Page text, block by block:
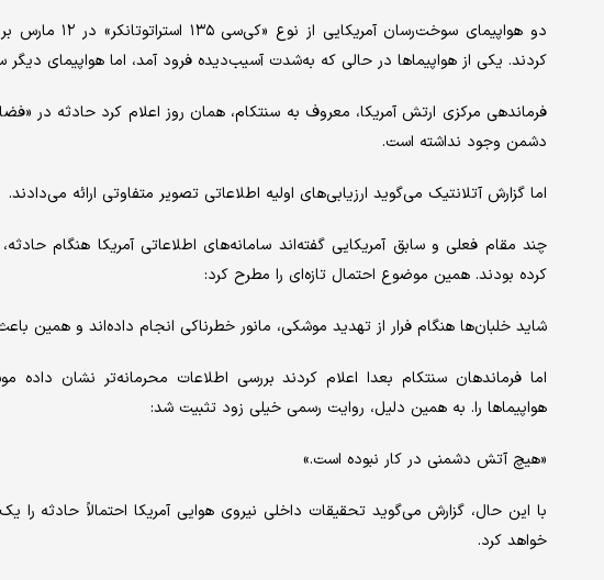
دو هواپیمای
کردند. یکی از هواپیماها در حالی که به‌شدت آسیب‌دیده فرود آمد، اما هواپیمای
فرماندهی مرکزی ارتش آمریکا، معروف به سنتکام، همان روز اعلام کرد حادثه در
دشمن وجود نداشته است.
اما گزارش آتلانتیک می‌گوید ارزیابی‌های اولیه اطلاعاتی تصویر متفاوتی ارائه می‌دادند.
چند مقام فعلی و سابق آمریکایی گفته‌اند سامانه‌های اطلاعاتی آمریکا هنگام
کرده بودند. همین موضوع احتمال تازه‌ای را مطرح کرد:
شاید خلبان‌ها هنگام فرار از تهدید موشکی، مانور خطرناکی انجام داده‌اند و همین
اما فرماندهان سنتکام بعدا اعلام کردند بررسی اطلاعات محرمانه‌تر نشان داده
هواپیماها را. به همین دلیل، روایت رسمی خیلی زود تثبیت شد:
«هیچ آتش دشمنی در کار نبوده است.»
با این حال، گزارش می‌گوید تحقیقات داخلی نیروی هوایی آمریکا احتمالاً حادثه
خواهد کرد.